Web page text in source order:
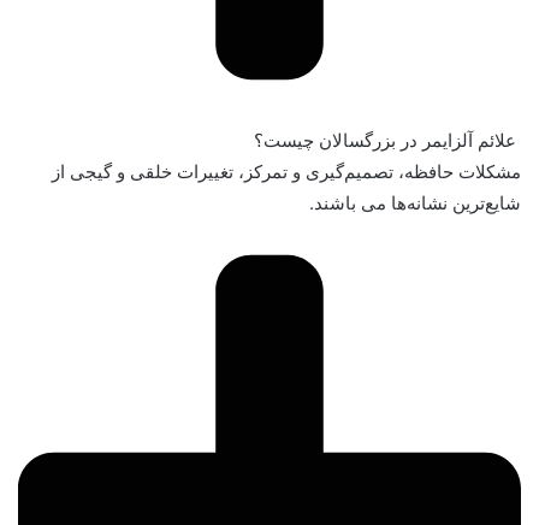
علائم آلزایمر در بزرگسالان چیست؟
مشکلات حافظه، تصمیم‌گیری و تمرکز، تغییرات خلقی و گیجی از
شایع‌ترین نشانه‌ها می باشند.